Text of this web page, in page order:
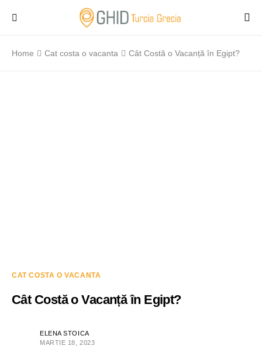
Home Cat costa o vacanta Cât Costă o Vacanță în Egipt?
CAT COSTA O VACANTA
Cât Costă o Vacanță în Egipt?
ELENA STOICA
MARTIE 18, 2023